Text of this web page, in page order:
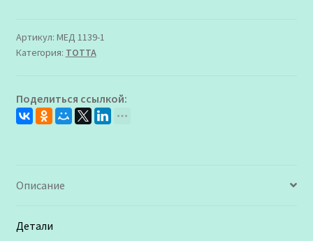
-
99,217
Тотто
для
Артикул: МЕД 1139-1
Категория: ТОТТА
Поделиться ссылкой:
Описание
Детали